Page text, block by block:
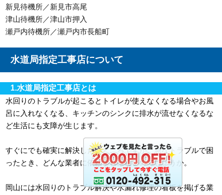
新見待機所／新見市高尾
津山待機所／津山市押入
瀬戸内待機所／瀬戸内市長船町
水道局指定工事店について
1.水道局指定工事店とは
水回りのトラブルが起こるとトイレが使えなくなる場合やお風
呂に入れなくなる、キッチンのシンクに排水が流せなくなるな
ど生活にも支障が生じます。
すぐにでも確実に解決したいところですが、急なトラブルで困
ったとき、どんな業者に依頼すれば良いのでしょうか。
岡山には水回りのトラブル解決や水漏れ修理の看板を掲げる業